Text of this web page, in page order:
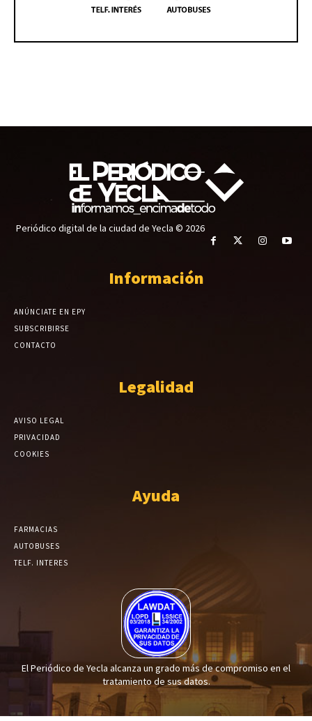
Periódico digital de la ciudad de Yecla © 2026
Información
ANÚNCIATE EN EPY
SUBSCRIBIRSE
CONTACTO
Legalidad
AVISO LEGAL
PRIVACIDAD
COOKIES
Ayuda
FARMACIAS
AUTOBUSES
TELF. INTERES
El Periódico de Yecla alcanza un grado más de compromiso en el
tratamiento de sus datos.